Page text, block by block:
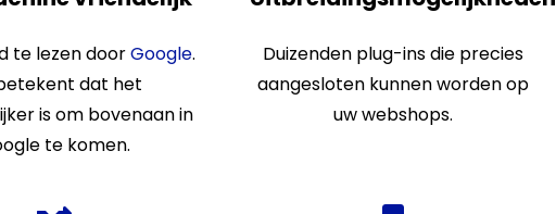
te lezen doorGoogle.
dat het
is om bovenaan in
te komen.
Duizenden plug-ins die precies
aangesloten kunnen worden op
uw webshops.